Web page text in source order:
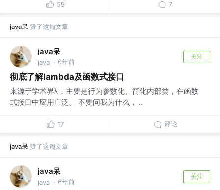
59 7
java呆 赞了这篇文章
java呆
java · 6年前
关注
彻底了解lambda及函数式接口
来源于学术界λ，主要是行为参数化、简化内部类，在函数
式接口中应用广泛。 不要问我为什么，...
17 评论
java呆 赞了这篇文章
java呆
java · 6年前
关注